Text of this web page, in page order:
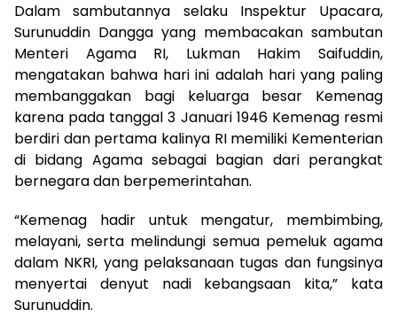
Dalam sambutannya selaku Inspektur Upacara,
Surunuddin Dangga yang membacakan sambutan
Menteri Agama RI, Lukman Hakim Saifuddin,
mengatakan bahwa hari ini adalah hari yang paling
membanggakan bagi keluarga besar Kemenag
karena pada tanggal 3 Januari 1946 Kemenag resmi
berdiri dan pertama kalinya RI memiliki Kementerian
di bidang Agama sebagai bagian dari perangkat
bernegara dan berpemerintahan.
“Kemenag hadir untuk mengatur, membimbing,
melayani, serta melindungi semua pemeluk agama
dalam NKRI, yang pelaksanaan tugas dan fungsinya
menyertai denyut nadi kebangsaan kita,” kata
Surunuddin.